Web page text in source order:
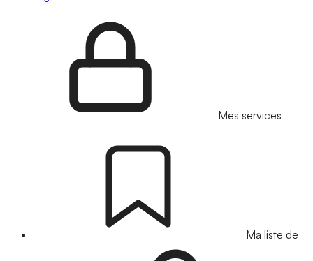
Mes services
Ma liste de